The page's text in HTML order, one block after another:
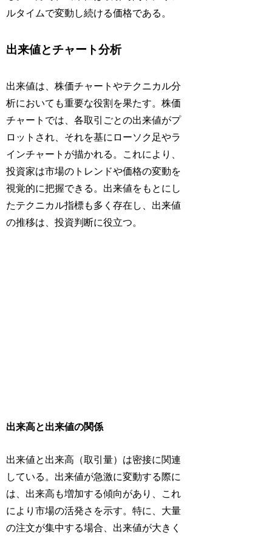
ルタイムで変動し続ける価格である。
出来値とチャート分析
出来値は、株価チャートやテクニカル分
析においても重要な役割を果たす。株価
チャートでは、各取引ごとの出来値がプ
ロットされ、それを基にローソク足やラ
インチャートが描かれる。これにより、
投資家は市場のトレンドや価格の変動を
視覚的に把握できる。出来値をもとにし
たテクニカル指標も多く存在し、出来値
の推移は、投資判断に役立つ。
出来高と出来値の関係
出来値と出来高（取引量）は密接に関連
している。出来値が急激に変動する際に
は、出来高も増加する傾向があり、これ
により市場の活発さを示す。特に、大量
の注文が集中する場合、出来値が大きく